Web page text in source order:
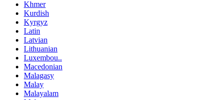
Khmer
Kurdish
Kyrgyz
Latin
Latvian
Lithuanian
Luxembou..
Macedonian
Malagasy
Malay
Malayalam